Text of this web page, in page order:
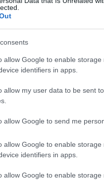
allow Google to enable
identifiers in apps.
allow my user data to be sent
allow Google to send me
allow Google to enable
identifiers in apps.
allow Google to enable
koncertjén. A
közül
a
A Budapesti